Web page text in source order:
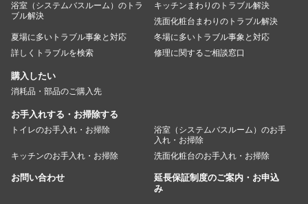
浴室（システムバスルーム）のトラ
ブル解決
キッチンまわりのトラブル解決
洗面化粧台まわりのトラブル解決
夏場に多いトラブル事象と対応
冬場に多いトラブル事象と対応
詳しくトラブルを検索
修理に関するご相談窓口
購入したい
消耗品・部品のご購入先
お手入れする・お掃除する
トイレのお手入れ・お掃除
浴室（システムバスルーム）のお手
入れ・お掃除
キッチンのお手入れ・お掃除
洗面化粧台のお手入れ・お掃除
お問い合わせ
延長保証制度のご案内・お申込
み